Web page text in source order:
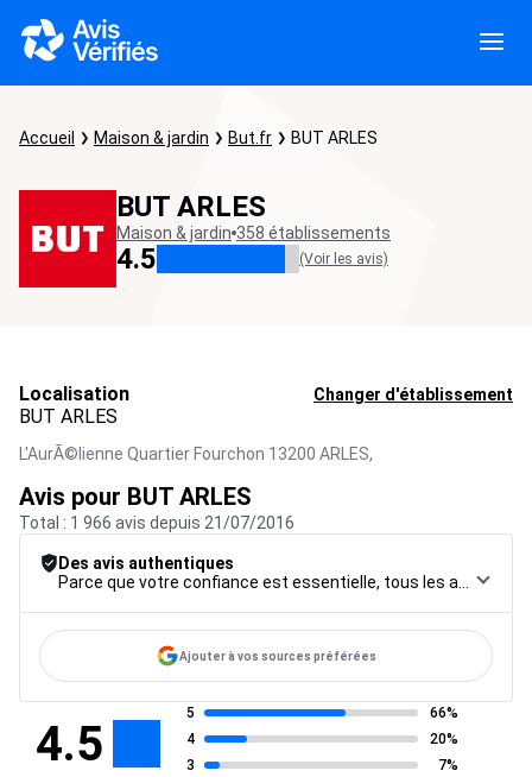
Accueil Maison & jardin But.fr BUT ARLES
BUT ARLES
Maison & jardin 358 établissements
4.5 (Voir les avis)
Localisation Changer d'établissement
BUT ARLES
L'AurÃ©lienne Quartier Fourchon 13200 ARLES,
Avis pour BUT ARLES
Total : 1 966 avis depuis 21/07/2016
Des avis authentiques
Ajouter à vos sources préférées
4.5
5
66%
4
20%
3
7%